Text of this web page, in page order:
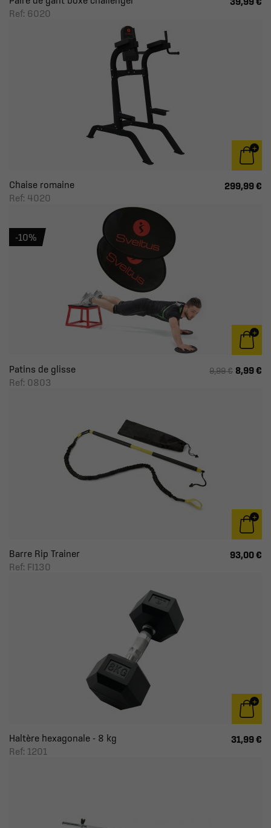
Ref: 6020
Chaise romaine
Ref: 4020
299,99 €
Patins de glisse
Ref: 0803
9,99 € 8,99 €
-10%
Barre Rip Trainer
Ref: FI130
93,00 €
Haltère hexagonale - 8 kg
Ref: 1201
31,99 €